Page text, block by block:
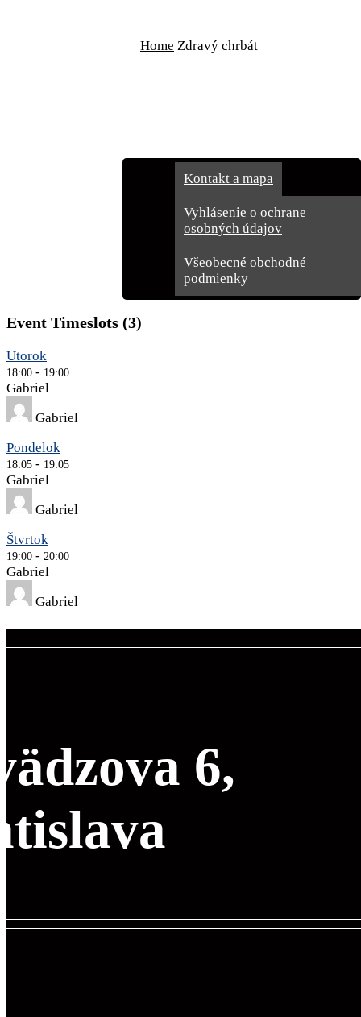
Kontakt a mapa
Vyhlásenie o ochrane
osobných údajov
Všeobecné obchodné
podmienky
Home Zdravý chrbát
Event Timeslots (3)
Utorok
18:00 - 19:00
Gabriel
Gabriel
Pondelok
18:05 - 19:05
Gabriel
Gabriel
Štvrtok
19:00 - 20:00
Gabriel
Gabriel
6,